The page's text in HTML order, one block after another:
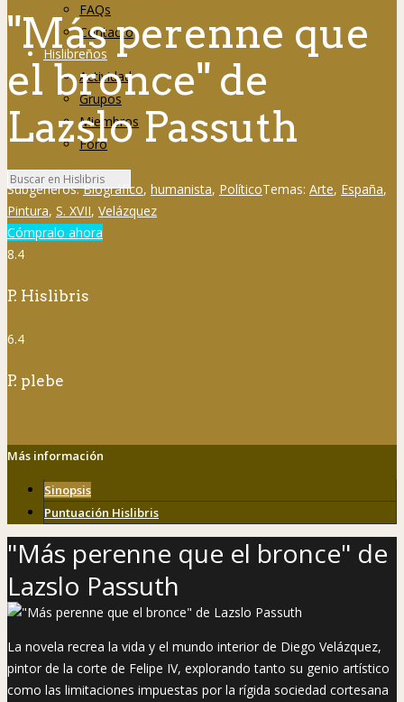
FAQs
Contacto
Hislibreños
Actividad
Grupos
Miembros
Foro
"Más perenne que
el bronce" de
Lazslo Passuth
Subgéneros:Biográfico, humanista, PolíticoTemas: Arte, España,
Pintura, S. XVII, Velázquez
Cómpralo ahora
8.4
P. Hislibris
6.4
P. plebe
Más información
Sinopsis
Puntuación Hislibris
"Más perenne que el bronce" de
Lazslo Passuth
La novela recrea la vida y el mundo interior de Diego Velázquez,
pintor de la corte de Felipe IV, explorando tanto su genio artístico
como las limitaciones impuestas por la rígida sociedad cortesana